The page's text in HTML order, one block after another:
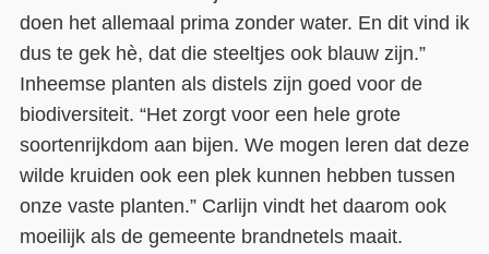
doen het allemaal prima zonder water. En dit vind ik
dus te gek hè, dat die steeltjes ook blauw zijn.”
Inheemse planten als distels zijn goed voor de
biodiversiteit. “Het zorgt voor een hele grote
soortenrijkdom aan bijen. We mogen leren dat deze
wilde kruiden ook een plek kunnen hebben tussen
onze vaste planten.” Carlijn vindt het daarom ook
moeilijk als de gemeente brandnetels maait.